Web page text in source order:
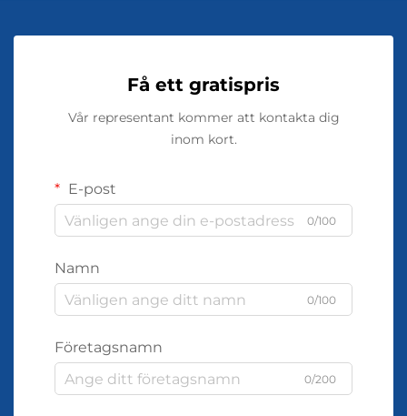
Få ett gratispris
Vår representant kommer att kontakta dig
inom kort.
E-post
0/100
Namn
0/100
Företagsnamn
0/200